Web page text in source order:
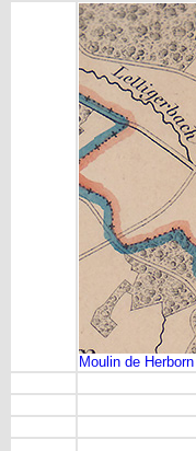
Moulin de Herborn